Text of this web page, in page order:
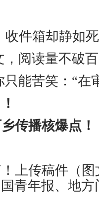
件箱却静如
阅读量不破
能苦笑：“在
传播核爆点！
上传稿件（
青年报、地